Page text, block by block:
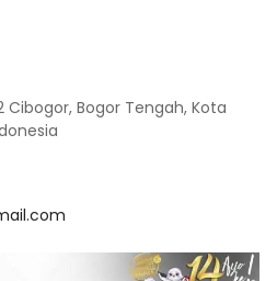
Cibogor, Bogor Tengah, Kota